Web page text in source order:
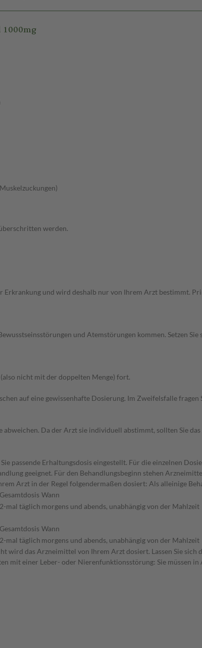
werden.
und wird deshalb nur von Ihrem Arzt bestimmt.
und Atemstörungen kommen. Setzen
nicht mit der doppelten Menge) fort.
auf eine gewissenhafte Dosierung. Im Zweifelsfalle
Da der Arzt sie individuell abstimmt, sollten Sie
passende Erhaltungsdosis eingestellt. Für die einzelnen
geeignet. Für den Behandlungsbeginn stehen
Arzt in der Regel folgendermaßen dosiert: Als alleinige
Gesamtdosis Wann
2-mal täglich morgens und abends, unabhängig von der Mahlzeit
Gesamtdosis Wann
2-mal täglich morgens und abends, unabhängig von der Mahlzeit
das Arzneimittel von Ihrem Arzt dosiert. Lassen Sie sich
mit einer Leber- oder Nierenfunktionsstörung: Sie müssen